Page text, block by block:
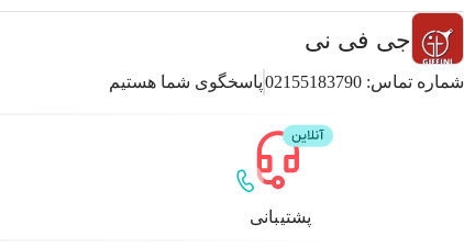
جی فی نی
شماره تماس: 02155183790پاسخگوی شما هستیم
پشتیبانی